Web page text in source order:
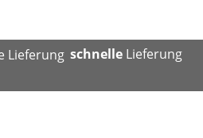
schnelleLieferung